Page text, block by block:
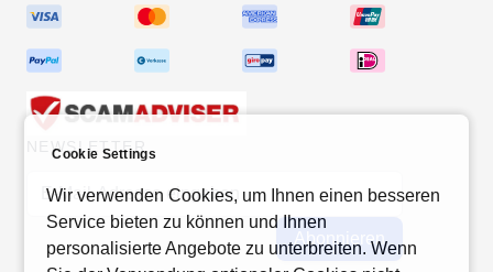
NEWSLETTER
Abonnieren
Cookie Settings
Wir verwenden Cookies, um Ihnen einen besseren
Service bieten zu können und Ihnen
personalisierte Angebote zu unterbreiten. Wenn